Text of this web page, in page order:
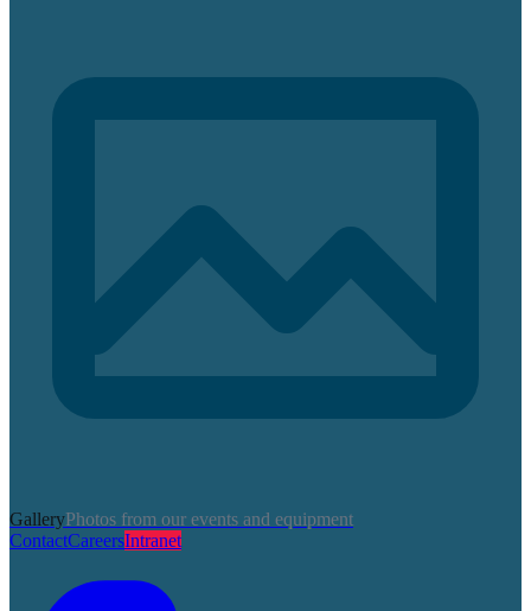
GalleryPhotos from our events and equipment
ContactCareersIntranet